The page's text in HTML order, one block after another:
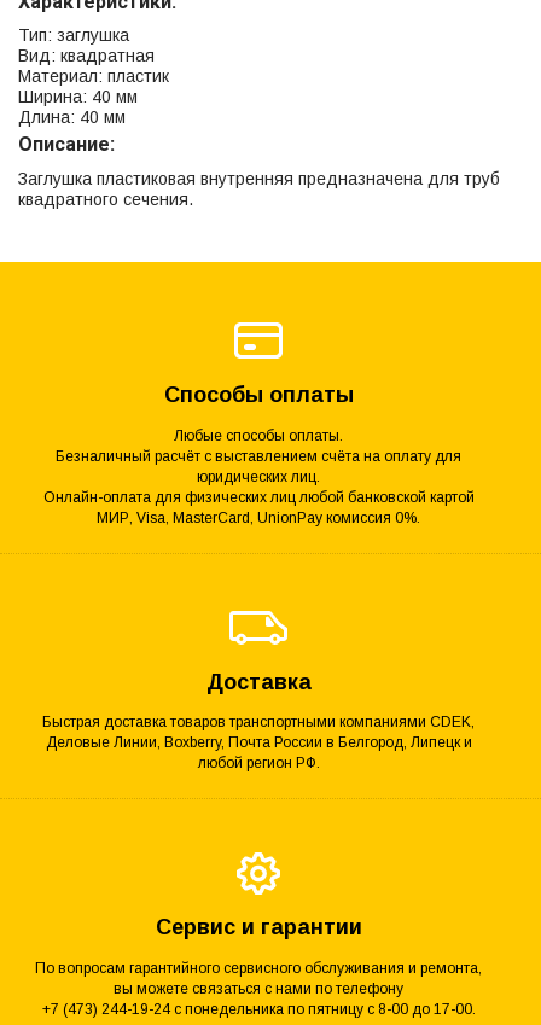
Тип: заглушка
Вид: квадратная
Материал: пластик
Ширина: 40 мм
Длина: 40 мм
Описание:
Заглушка пластиковая внутренняя предназначена для труб
квадратного сечения.
Способы оплаты
Любые способы оплаты.
Безналичный расчёт с выставлением счёта на оплату для
юридических лиц.
Онлайн-оплата для физических лиц любой банковской картой
МИР, Visa, MasterCard, UnionPay комиссия 0%.
Доставка
Быстрая доставка товаров транспортными компаниями CDEK,
Деловые Линии, Boxberry, Почта России в Белгород, Липецк и
любой регион РФ.
Сервис и гарантии
По вопросам гарантийного сервисного обслуживания и ремонта,
вы можете связаться с нами по телефону
+7 (473) 244-19-24 с понедельника по пятницу с 8-00 до 17-00.